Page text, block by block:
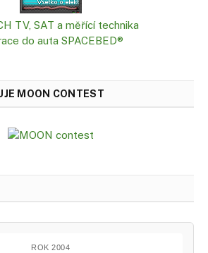
TV, SAT a měřící technika
do auta SPACEBED®
MOON CONTEST
ROK 2004